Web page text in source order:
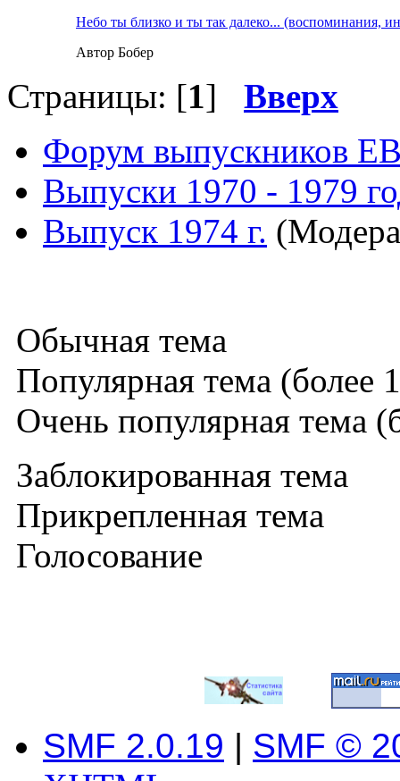
Небо ты близко и ты так далеко... (воспоминания,
Автор Бобер
Страницы: [1] Вверх
Форум выпускников
Выпуски 1970 - 1979
Выпуск 1974 г.
Обычная тема
Популярная тема (более
Очень популярная тема
Заблокированная тема
Прикрепленная тема
Голосование
SMF 2.0.19 | SMF ©